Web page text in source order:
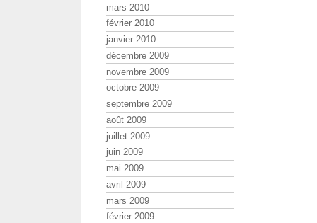
mars 2010
février 2010
janvier 2010
décembre 2009
novembre 2009
octobre 2009
septembre 2009
août 2009
juillet 2009
juin 2009
mai 2009
avril 2009
mars 2009
février 2009